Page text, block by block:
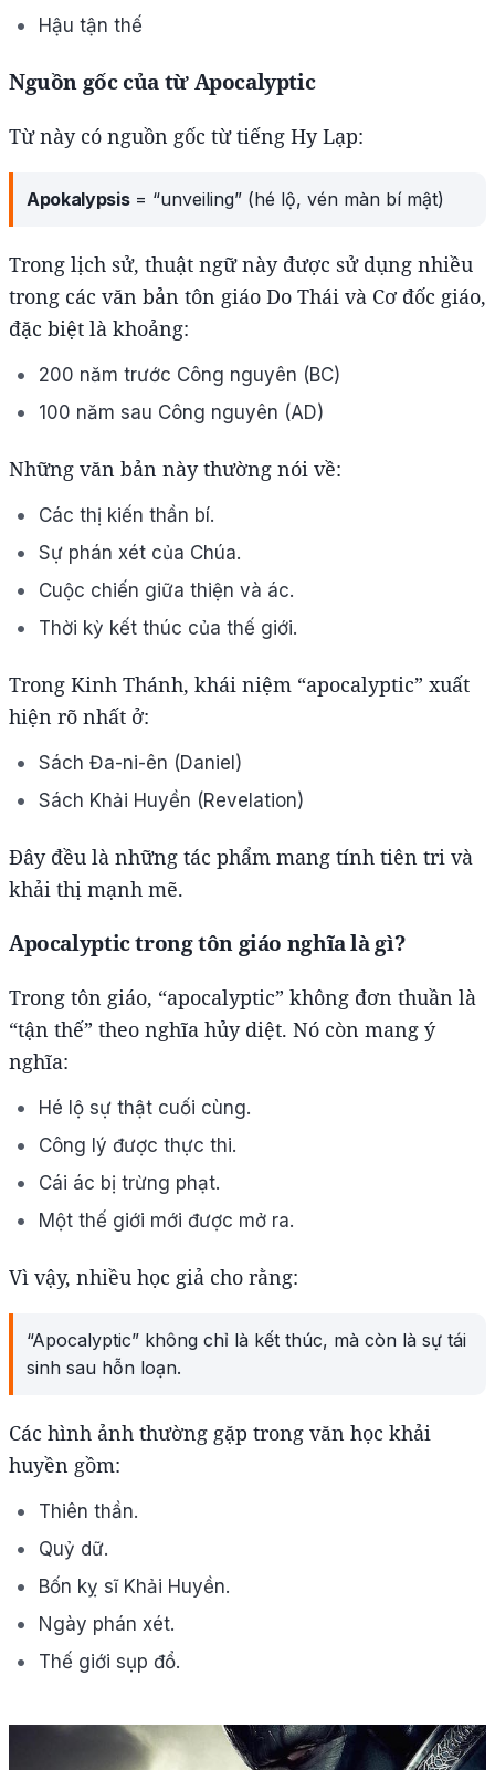
Hậu tận thế
Nguồn gốc của từ Apocalyptic
Từ này có nguồn gốc từ tiếng Hy Lạp:
Apokalypsis= “unveiling” (hé lộ, vén màn bí mật)
Trong lịch sử, thuật ngữ này được sử dụng nhiều
trong các văn bản tôn giáo Do Thái và Cơ đốc giáo,
đặc biệt là khoảng:
200 năm trước Công nguyên (BC)
100 năm sau Công nguyên (AD)
Những văn bản này thường nói về:
Các thị kiến thần bí.
Sự phán xét của Chúa.
Cuộc chiến giữa thiện và ác.
Thời kỳ kết thúc của thế giới.
Trong Kinh Thánh, khái niệm “apocalyptic” xuất
hiện rõ nhất ở:
Sách Đa-ni-ên (Daniel)
Sách Khải Huyền (Revelation)
Đây đều là những tác phẩm mang tính tiên tri và
khải thị mạnh mẽ.
Apocalyptic trong tôn giáo nghĩa là gì?
Trong tôn giáo, “apocalyptic” không đơn thuần là
“tận thế” theo nghĩa hủy diệt. Nó còn mang ý
nghĩa:
Hé lộ sự thật cuối cùng.
Công lý được thực thi.
Cái ác bị trừng phạt.
Một thế giới mới được mở ra.
Vì vậy, nhiều học giả cho rằng:
“Apocalyptic” không chỉ là kết thúc, mà còn là sự tái
sinh sau hỗn loạn.
Các hình ảnh thường gặp trong văn học khải
huyền gồm:
Thiên thần.
Quỷ dữ.
Bốn kỵ sĩ Khải Huyền.
Ngày phán xét.
Thế giới sụp đổ.